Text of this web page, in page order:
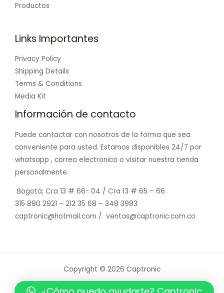
Productos
Links Importantes
Privacy Policy
Shipping Details
Terms & Conditions
Media Kit
Información de contacto
Puede contactar con nosotros de la forma que sea
conveniente para usted. Estamos disponibles 24/7 por
whatsapp , correo electronico o visitar nuestra tienda
personalmente.
Bogotá; Cra 13 # 66- 04 / Cra 13 # 65 – 66
315 890 2921 – 212 35 68 – 348 3983
captronic@hotmail.com / ventas@captronic.com.co
Copyright © 2026 Captronic
Powered by Captronic